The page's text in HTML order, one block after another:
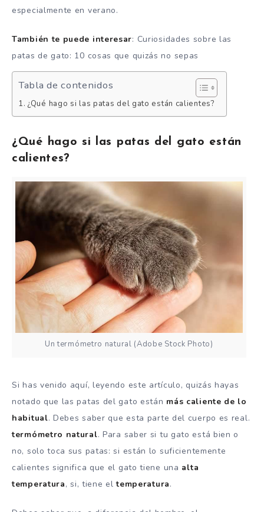
especialmente en verano.
También te puede interesar: Curiosidades sobre las
patas de gato: 10 cosas que quizás no sepas
Tabla de contenidos
¿Qué hago si las patas del gato están calientes?
¿Qué hago si las patas del gato están
calientes?
Un termómetro natural (Adobe Stock Photo)
Si has venido aquí, leyendo este artículo, quizás hayas
notado que las patas del gato están más caliente de lo
habitual. Debes saber que esta parte del cuerpo es real.
termómetro natural. Para saber si tu gato está bien o
no, solo toca sus patas: si están lo suficientemente
calientes significa que el gato tiene una alta
temperatura, si, tiene eltemperatura.